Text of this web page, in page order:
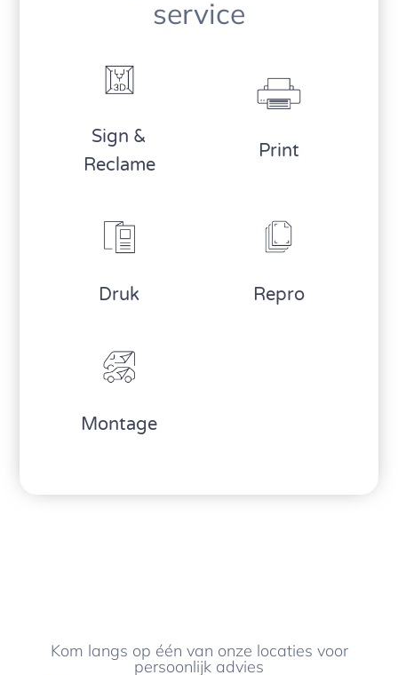
service
Sign &
Reclame
Print
Druk Repro
Montage
Kom langs op één van onze locaties voor
persoonlijk advies